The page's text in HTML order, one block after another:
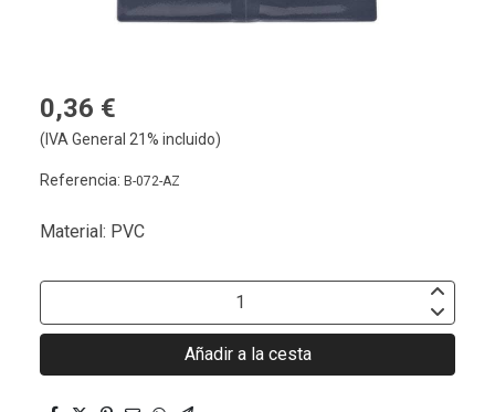
0,36 €
(IVA General 21% incluido)
Referencia: B-072-AZ
Material: PVC
Añadir a la cesta